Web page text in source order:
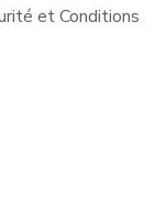
et Conditions